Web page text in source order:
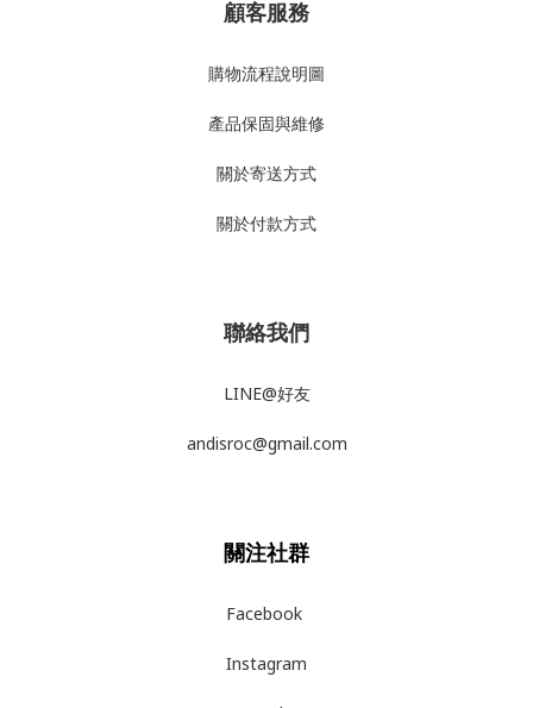
顧客服務
購物流程說明圖
產品保固與維修
關於寄送方式
關於付款方式
聯絡我們
LINE@好友
andisroc@gmail.com
關注社群
Facebook
Instagram